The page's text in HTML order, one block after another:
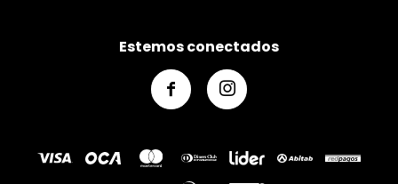
Estemos conectados
 